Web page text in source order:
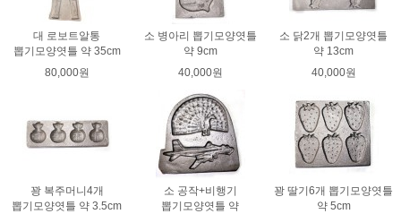
대 로보트알통
뽑기모양엿틀 약 35cm
80,000원
소 병아리 뽑기모양엿틀
약 9cm
40,000원
소 닭2개 뽑기모양엿틀
약 13cm
40,000원
꽝 복주머니4개
뽑기모양엿틀 약 3.5cm
소 공작+비행기
뽑기모양엿틀 약
꽝 딸기6개 뽑기모양엿틀
약 5cm